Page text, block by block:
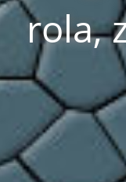
rola,